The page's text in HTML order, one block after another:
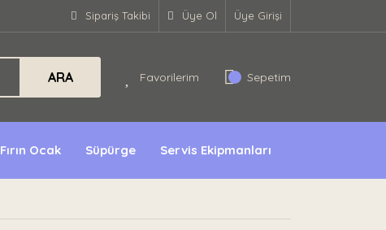
Sipariş Takibi Üye Ol Üye Girişi
ARA Favorilerim Sepetim
Fırın Ocak Süpürge Servis Ekipmanları